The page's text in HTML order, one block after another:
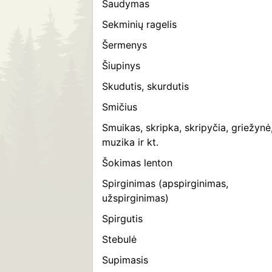
Šaudymas
Sekminių ragelis
Šermenys
Šiupinys
Skudutis, skurdutis
Smičius
Smuikas, skripka, skripyčia,
muzika ir kt.
Šokimas lenton
Spirginimas (apspirginimas,
užspirginimas)
Spirgutis
Stebulė
Supimasis